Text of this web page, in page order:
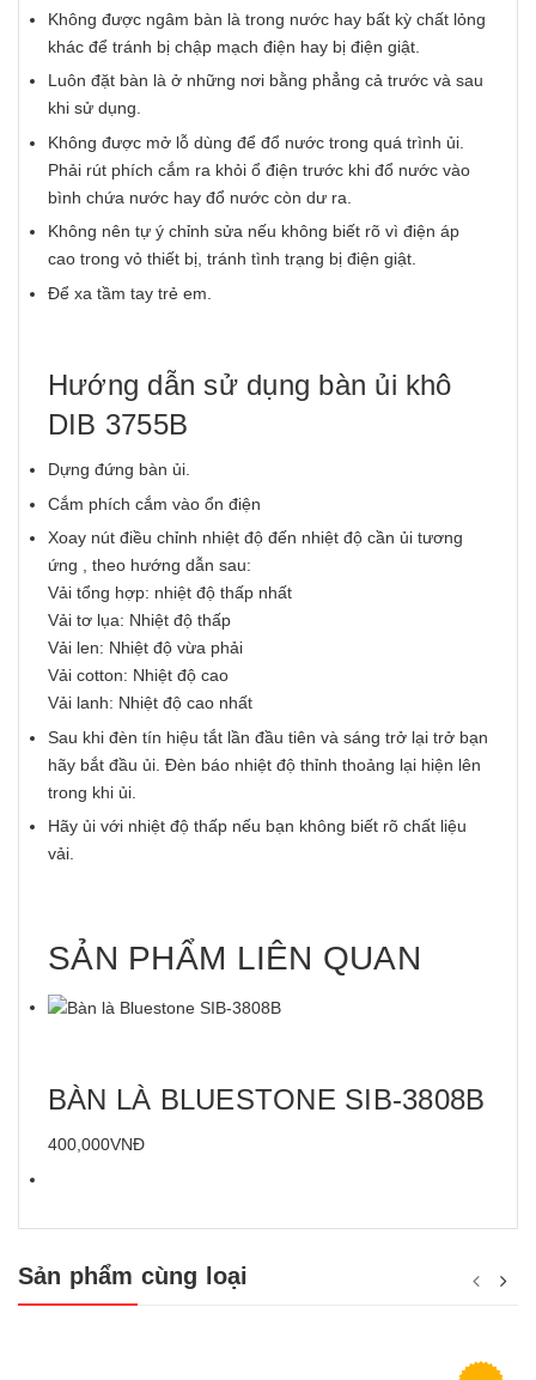
Không được ngâm bàn là trong nước hay bất kỳ chất lỏng
khác để tránh bị chập mạch điện hay bị điện giật.
Luôn đặt bàn là ở những nơi bằng phẳng cả trước và sau
khi sử dụng.
Không được mở lỗ dùng để đổ nước trong quá trình ủi.
Phải rút phích cắm ra khỏi ổ điện trước khi đổ nước vào
bình chứa nước hay đổ nước còn dư ra.
Không nên tự ý chỉnh sửa nếu không biết rõ vì điện áp
cao trong vỏ thiết bị, tránh tình trạng bị điện giật.
Để xa tầm tay trẻ em.
Hướng dẫn sử dụng bàn ủi khô
DIB 3755B
Dựng đứng bàn ủi.
Cắm phích cắm vào ổn điện
Xoay nút điều chỉnh nhiệt độ đến nhiệt độ cần ủi tương
ứng , theo hướng dẫn sau:
Vải tổng hợp: nhiệt độ thấp nhất
Vải tơ lụa: Nhiệt độ thấp
Vải len: Nhiệt độ vừa phải
Vải cotton: Nhiệt độ cao
Vải lanh: Nhiệt độ cao nhất
Sau khi đèn tín hiệu tắt lần đầu tiên và sáng trở lại trở bạn
hãy bắt đầu ủi. Đèn báo nhiệt độ thỉnh thoảng lại hiện lên
trong khi ủi.
Hãy ủi với nhiệt độ thấp nếu bạn không biết rõ chất liệu
vải.
SẢN PHẨM LIÊN QUAN
BÀN LÀ BLUESTONE SIB-3808B
400,000VNĐ
Sản phẩm cùng loại